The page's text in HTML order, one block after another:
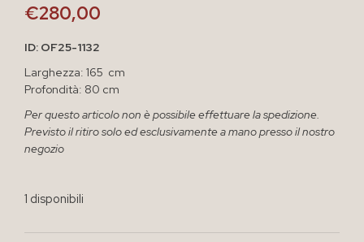
€280,00
ID: OF25-1132
Larghezza: 165 cm
Profondità: 80 cm
Per questo articolo non è possibile effettuare la spedizione.
Previsto il ritiro solo ed esclusivamente a mano presso il nostro
negozio
1 disponibili